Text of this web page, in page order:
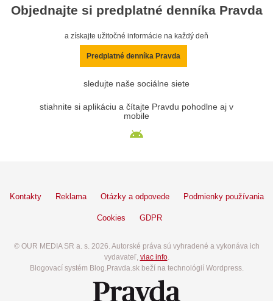
Objednajte si predplatné denníka Pravda
a získajte užitočné informácie na každý deň
Predplatné denníka Pravda
sledujte naše sociálne siete
stiahnite si aplikáciu a čítajte Pravdu pohodlne aj v
mobile
Kontakty Reklama Otázky a odpovede Podmienky používania
Cookies GDPR
© OUR MEDIA SR a. s. 2026. Autorské práva sú vyhradené a vykonáva ich
vydavateľ, viac info.
Blogovací systém Blog.Pravda.sk beží na technológií Wordpress.